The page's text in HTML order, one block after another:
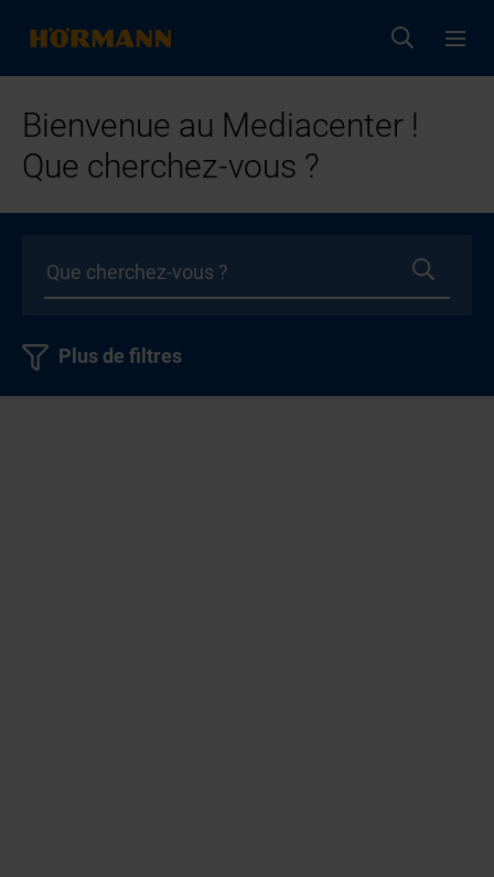
Bienvenue au Mediacenter !
Que cherchez-vous ?
Plus de filtres